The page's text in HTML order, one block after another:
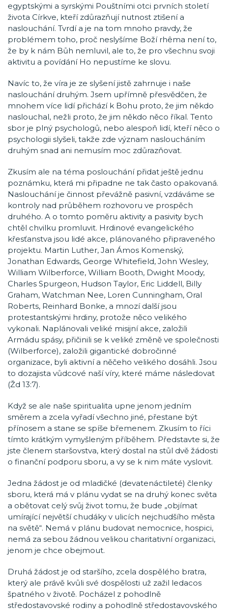
egyptskými a syrskými Pouštními otci prvních století
života Církve, kteří zdůrazňují nutnost ztišení a
naslouchání. Tvrdí a je na tom mnoho pravdy, že
problémem toho, proč neslyšíme Boží rhêma není to,
že by k nám Bůh nemluvil, ale to, že pro všechnu svoji
aktivitu a povídání Ho nepustíme ke slovu.
Navíc to, že víra je ze slyšení jistě zahrnuje i naše
naslouchání druhým. Jsem upřímně přesvědčen, že
mnohem více lidí přichází k Bohu proto, že jim někdo
naslouchal, nežli proto, že jim někdo něco říkal. Tento
sbor je plný psychologů, nebo alespoň lidí, kteří něco o
psychologii slyšeli, takže zde význam nasloucháním
druhým snad ani nemusím moc zdůrazňovat.
Zkusím ale na téma poslouchání přidat ještě jednu
poznámku, která mi připadne ne tak často opakovaná.
Naslouchání je činnost převážně pasivní, vzdáváme se
kontroly nad průběhem rozhovoru ve prospěch
druhého. A o tomto poměru aktivity a pasivity bych
chtěl chvilku promluvit. Hrdinové evangelického
křesťanstva jsou lidé akce, plánovaného připraveného
projektu. Martin Luther, Jan Ámos Komenský,
Jonathan Edwards, George Whitefield, John Wesley,
William Wilberforce, William Booth, Dwight Moody,
Charles Spurgeon, Hudson Taylor, Eric Liddell, Billy
Graham, Watchman Nee, Loren Cunningham, Oral
Roberts, Reinhard Bonke, a mnozí další jsou
protestantskými hrdiny, protože něco velikého
vykonali. Naplánovali veliké misijní akce, založili
Armádu spásy, přičinili se k veliké změně ve společnosti
(Wilberforce), založili gigantické dobročinné
organizace, byli aktivní a něčeho velikého dosáhli. Jsou
to dozajista vůdcové naší víry, které máme následovat
(Žd 13:7).
Když se ale naše spiritualita upne jenom jedním
směrem a zcela vyřadí všechno jiné, přestane být
přínosem a stane se spíše břemenem. Zkusím to říci
tímto krátkým vymyšleným příběhem. Představte si, že
jste členem staršovstva, který dostal na stůl dvě žádosti
o finanční podporu sboru, a vy se k nim máte vyslovit.
Jedna žádost je od mladičké (devatenáctileté) členky
sboru, která má v plánu vydat se na druhý konec světa
a obětovat celý svůj život tomu, že bude „objímat
umírající největší chudáky v ulicích nejchudšího města
na světě“. Nemá v plánu budovat nemocnice, hospici,
nemá za sebou žádnou velikou charitativní organizaci,
jenom je chce obejmout.
Druhá žádost je od staršího, zcela dospělého bratra,
který ale právě kvůli své dospělosti už zažil ledacos
špatného v životě. Pocházel z pohodlně
středostavovské rodiny a pohodlně středostavovského